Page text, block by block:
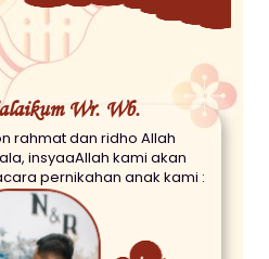
Wr. Wb.
rahmat dan ridho Allah
insyaaAllah kami akan
pernikahan anak kami :